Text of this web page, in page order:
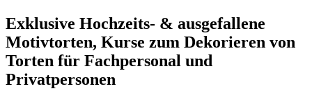
Exklusive Hochzeits- & ausgefallene
Motivtorten, Kurse zum Dekorieren von
Torten für Fachpersonal und
Privatpersonen